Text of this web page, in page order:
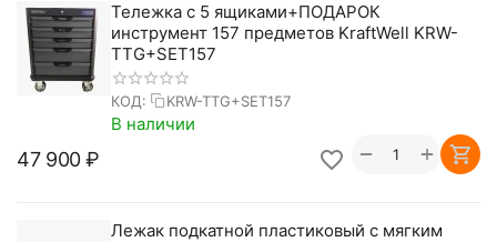
Тележка с 5 ящиками+ПОДАРОК
инструмент 157 предметов KraftWell KRW-
TTG+SET157
КОД: KRW-TTG+SET157
В наличии
47 900₽ +
−
Лежак подкатной пластиковый с мягким